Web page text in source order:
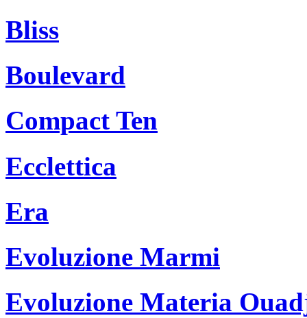
Bliss
Boulevard
Compact Ten
Ecclettica
Era
Evoluzione Marmi
Evoluzione Materia